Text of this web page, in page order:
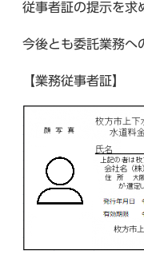
従事者証の提示を求
今後とも委託業務へ
【業務従事者証】